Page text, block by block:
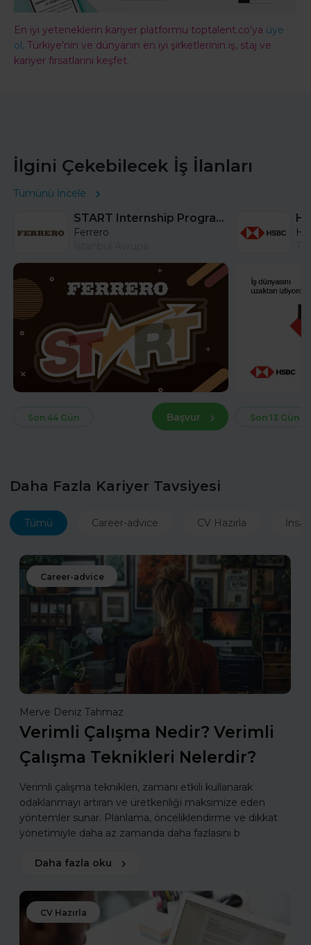
En iyi yeteneklerin kariyer platformu toptalent.co'ya üye
ol, Türkiye'nin ve dünyanın en iyi şirketlerinin iş, staj ve
kariyer fırsatlarını keşfet.
İlgini Çekebilecek İş İlanları
Tümünü İncele
START Internship Program (Sales) - Istanbul
Ferrero
Son 44 Gün Başvur Son 13 Gün
Daha Fazla Kariyer Tavsiyesi
Tümü Career-advice CV Hazırla
Career-advice
Merve Deniz Tahmaz
Verimli Çalışma Nedir? Verimli
Çalışma Teknikleri Nelerdir?
Verimli çalışma teknikleri, zamanı etkili kullanarak
odaklanmayı artıran ve üretkenliği maksimize eden
yöntemler sunar. Planlama, önceliklendirme ve dikkat
yönetimiyle daha az zamanda daha fazlasını b
Daha fazla oku
CV Hazırla